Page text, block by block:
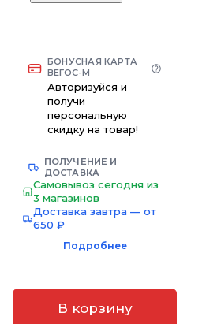
БОНУСНАЯ КАРТА
ВЕГОС-М
Авторизуйся и
получи
персональную
скидку на товар!
ПОЛУЧЕНИЕ И
ДОСТАВКА
Самовывоз сегодня из
3 магазинов
Доставка завтра — от
650 ₽
Подробнее
В корзину